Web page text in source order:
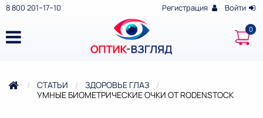
8 800 201‒17‒10 Регистрация Войти
СТАТЬИ
ЗДОРОВЬЕ ГЛАЗ
ТЕКУЩАЯ:
УМНЫЕ БИОМЕТРИЧЕСКИЕ ОЧКИ ОТ RODENSTOCK